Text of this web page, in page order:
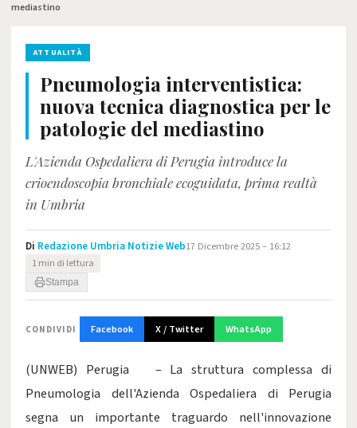
mediastino
ATTUALITÀ
Pneumologia interventistica:
nuova tecnica diagnostica per le
patologie del mediastino
L'Azienda Ospedaliera di Perugia introduce la
crioendoscopia bronchiale ecoguidata, prima realtà
in Umbria
Di Redazione Umbria Notizie Web17 Dicembre 2025 – 16:12
1 min di lettura
Stampa
CONDIVIDI Facebook X / Twitter WhatsApp
(UNWEB) Perugia – La struttura complessa di
Pneumologia dell'Azienda Ospedaliera di Perugia
segna un importante traguardo nell'innovazione